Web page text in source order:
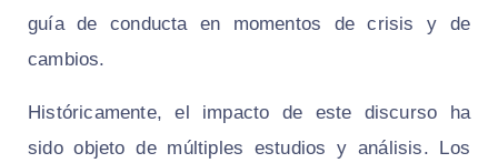
guía de conducta en momentos de crisis y de
cambios.
Históricamente, el impacto de este discurso ha
sido objeto de múltiples estudios y análisis. Los